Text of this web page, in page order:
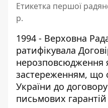
Етикетка першої
р.
1994 - Верховна
ратифікувала
нерозповсюдження
застереженням, що
України до
письмових